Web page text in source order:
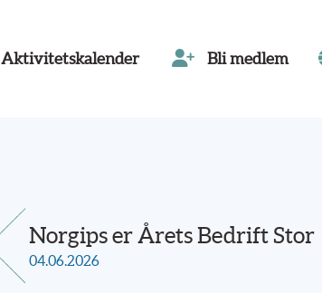
Aktivitetskalender Bli medlem
Norgips er Årets Bedrift Stor
04.06.2026